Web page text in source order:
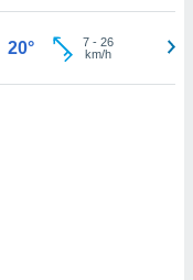
20° 7- 26
km/h